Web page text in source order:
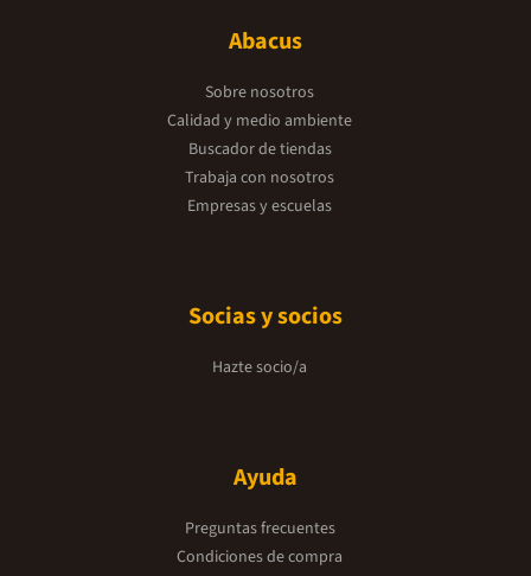
Abacus
Sobre nosotros
Calidad y medio ambiente
Buscador de tiendas
Trabaja con nosotros
Empresas y escuelas
Socias y socios
Hazte socio/a
Ayuda
Preguntas frecuentes
Condiciones de compra